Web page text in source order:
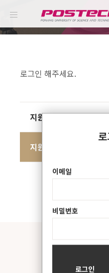
로그인 해주세요.
지원서 접수
지원서 조회
이메일
비밀번호